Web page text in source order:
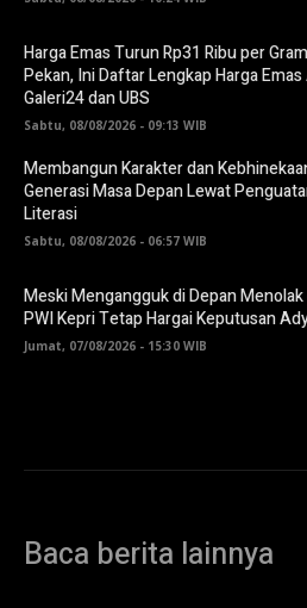
Harga Emas Turun Rp31 Ribu per
Pekan, Ini Daftar Lengkap Harga
Galeri24 dan UBS
Sabtu, 08/08/2026 - 09:13 WIB
Membangun Karakter dan
Generasi Masa Depan Lewat
Literasi
Sabtu, 08/08/2026 - 06:57 WIB
Meski Mengangguk di Depan Menolak
PWI Kepri Tetap Hargai Keputusan
Jumat, 07/08/2026 - 15:30 WIB
Baca berita lainnya